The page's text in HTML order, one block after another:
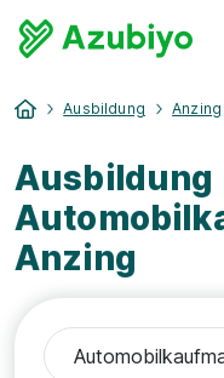
Ausbildung Anzing
Ausbildung
Anzing